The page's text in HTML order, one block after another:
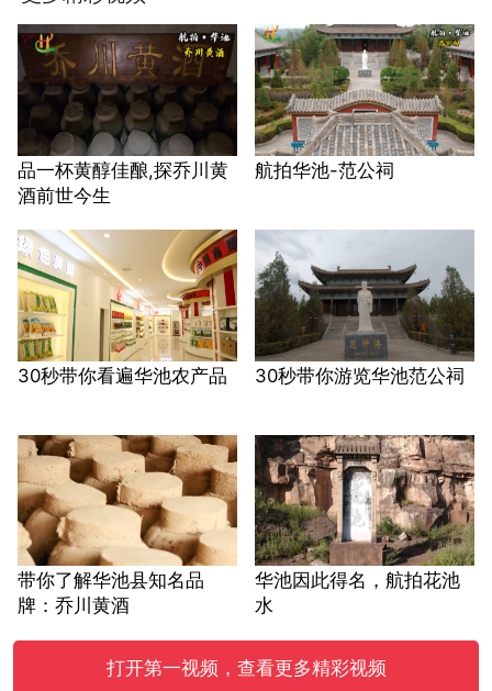
品一杯黄醇佳酿,探乔川黄
酒前世今生
航拍华池-范公祠
30秒带你看遍华池农产品 30秒带你游览华池范公祠
带你了解华池县知名品
牌：乔川黄酒
华池因此得名，航拍花池
水
打开第一视频，查看更多精彩视频